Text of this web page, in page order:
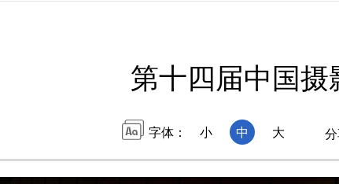
第十四届中国
字体： 小 中 大